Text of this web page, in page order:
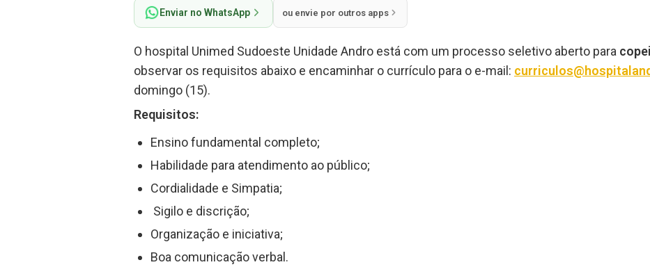
Enviar no WhatsApp ou envie por outros apps
O hospital Unimed Sudoeste Unidade Andro está com um processo seletivo aberto para
observar os requisitos abaixo e encaminhar o currículo para o e-mail:
domingo (15).
Requisitos:
Ensino fundamental completo;
Habilidade para atendimento ao público;
Cordialidade e Simpatia;
Sigilo e discrição;
Organização e iniciativa;
Boa comunicação verbal.